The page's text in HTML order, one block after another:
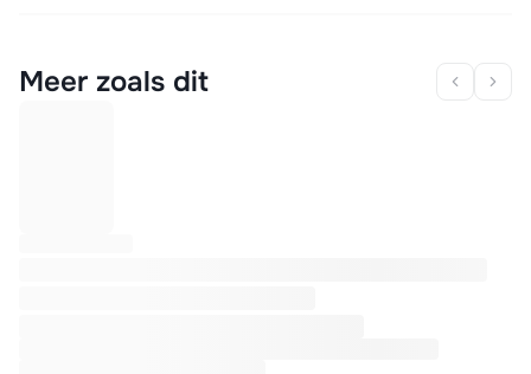
Meer zoals dit